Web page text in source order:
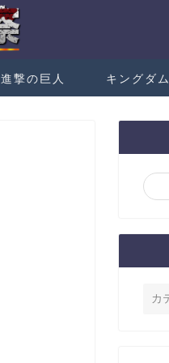
進撃の巨人 キングダム